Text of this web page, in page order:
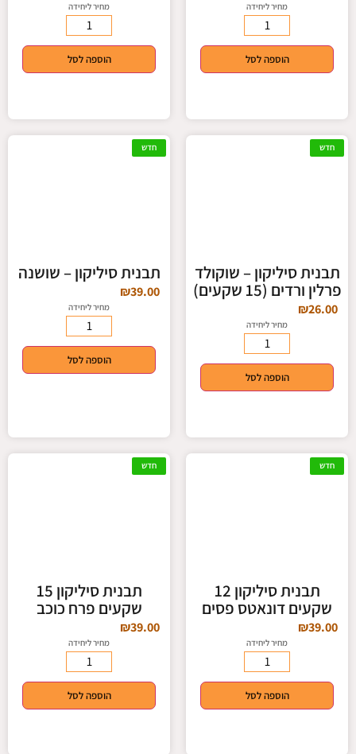
מחיר ליחידה
הוספה לסל
מחיר ליחידה
הוספה לסל
חדש
תבנית סיליקון – שוקולד
פרלין ורדים (15 שקעים)
₪26.00
מחיר ליחידה
הוספה לסל
חדש
תבנית סיליקון – שושנה
₪39.00
מחיר ליחידה
הוספה לסל
חדש
תבנית סיליקון 12
שקעים דונאטס פסים
₪39.00
מחיר ליחידה
הוספה לסל
חדש
תבנית סיליקון 15
שקעים פרח כוכב
₪39.00
מחיר ליחידה
הוספה לסל